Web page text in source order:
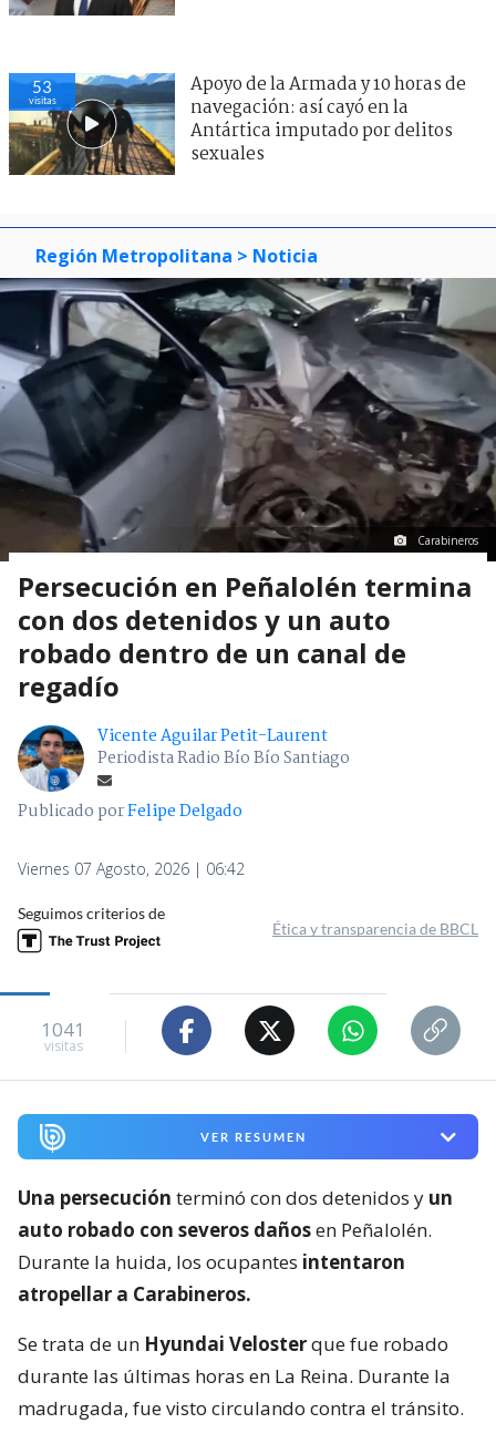
53
visitas
Apoyo de la Armada y 10 horas de
navegación: así cayó en la
Antártica imputado por delitos
sexuales
Región Metropolitana > Noticia
Carabineros
Persecución en Peñalolén termina
con dos detenidos y un auto
robado dentro de un canal de
regadío
Vicente Aguilar Petit-Laurent
Periodista Radio Bío Bío Santiago
Publicado porFelipe Delgado
Viernes 07 Agosto, 2026 | 06:42
Seguimos criterios de
Ética y transparencia de BBCL
1041
visitas
VER RESUMEN
Una persecución terminó con dos detenidos y un
auto robado con severos dañosen Peñalolén.
Durante la huida, los ocupantes intentaron
atropellar a Carabineros.
Se trata de un Hyundai Velosterque fue robado
durante las últimas horas en La Reina. Durante la
madrugada, fue visto circulando contra el tránsito.